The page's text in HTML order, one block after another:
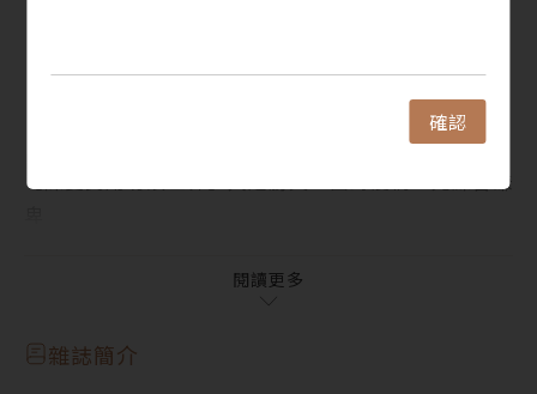
確認
犢故事 ‧ Monthly Special：試讀收錄
1. 在亂世，給自己找一位思考教練──《當世界席捲
2. 是誰讓超商店員變得如此萬能？──《萬能店員》
《進擊的巨人》最大的特色不是巨人，而是編劇手法
「我想用小說處理現實無法解決的問題。」──專訪
【陳夏民用功讀世界】人定勝天？面對疫情，先練習謙
「炒股就是不事生產啊，我承認。」──專訪「股癌」
犢焦點 ‧ Focus Story
閱讀更多
雜誌簡介